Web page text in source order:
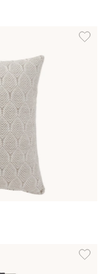
Lägg
Lägg